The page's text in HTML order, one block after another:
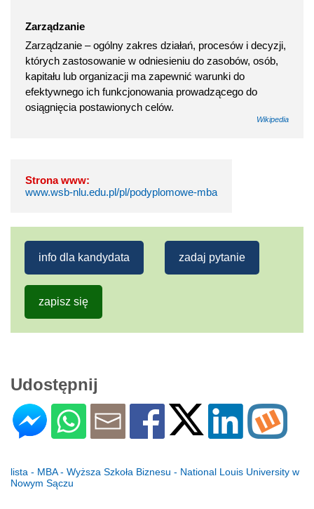
Zarządzanie
Zarządzanie – ogólny zakres działań, procesów i decyzji,
których zastosowanie w odniesieniu do zasobów, osób,
kapitału lub organizacji ma zapewnić warunki do
efektywnego ich funkcjonowania prowadzącego do
osiągnięcia postawionych celów.
Wikipedia
Strona www:
www.wsb-nlu.edu.pl/pl/podyplomowe-mba
info dla kandydata zadaj pytanie
zapisz się
Udostępnij
lista - MBA - Wyższa Szkoła Biznesu - National Louis University w
Nowym Sączu